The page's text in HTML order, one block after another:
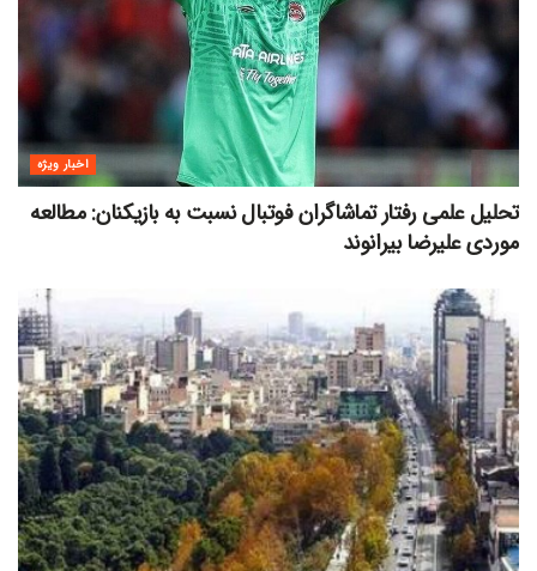
اخبار ویژه
تحلیل علمی رفتار تماشاگران فوتبال نسبت به بازیکنان: مطالعه
موردی علیرضا بیرانوند